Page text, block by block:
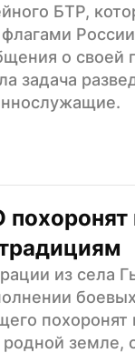
БТР,
о своей
задача
из села
похоронят
земле,